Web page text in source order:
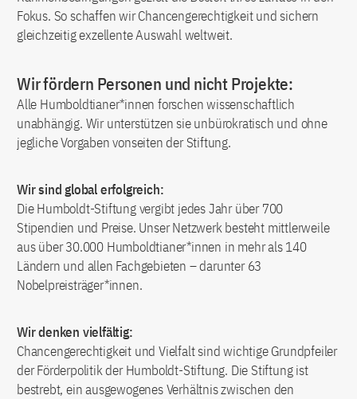
Fokus. So schaffen wir Chancengerechtigkeit und sichern
gleichzeitig exzellente Auswahl weltweit.
Wir fördern Personen und nicht Projekte:
Alle Humboldtianer*innen forschen wissenschaftlich
unabhängig. Wir unterstützen sie unbürokratisch und ohne
jegliche Vorgaben vonseiten der Stiftung.
Wir sind global erfolgreich:
Die Humboldt-Stiftung vergibt jedes Jahr über 700
Stipendien und Preise. Unser Netzwerk besteht mittlerweile
aus über 30.000 Humboldtianer*innen in mehr als 140
Ländern und allen Fachgebieten – darunter 63
Nobelpreisträger*innen.
Wir denken vielfältig:
Chancengerechtigkeit und Vielfalt sind wichtige Grundpfeiler
der Förderpolitik der Humboldt-Stiftung. Die Stiftung ist
bestrebt, ein ausgewogenes Verhältnis zwischen den